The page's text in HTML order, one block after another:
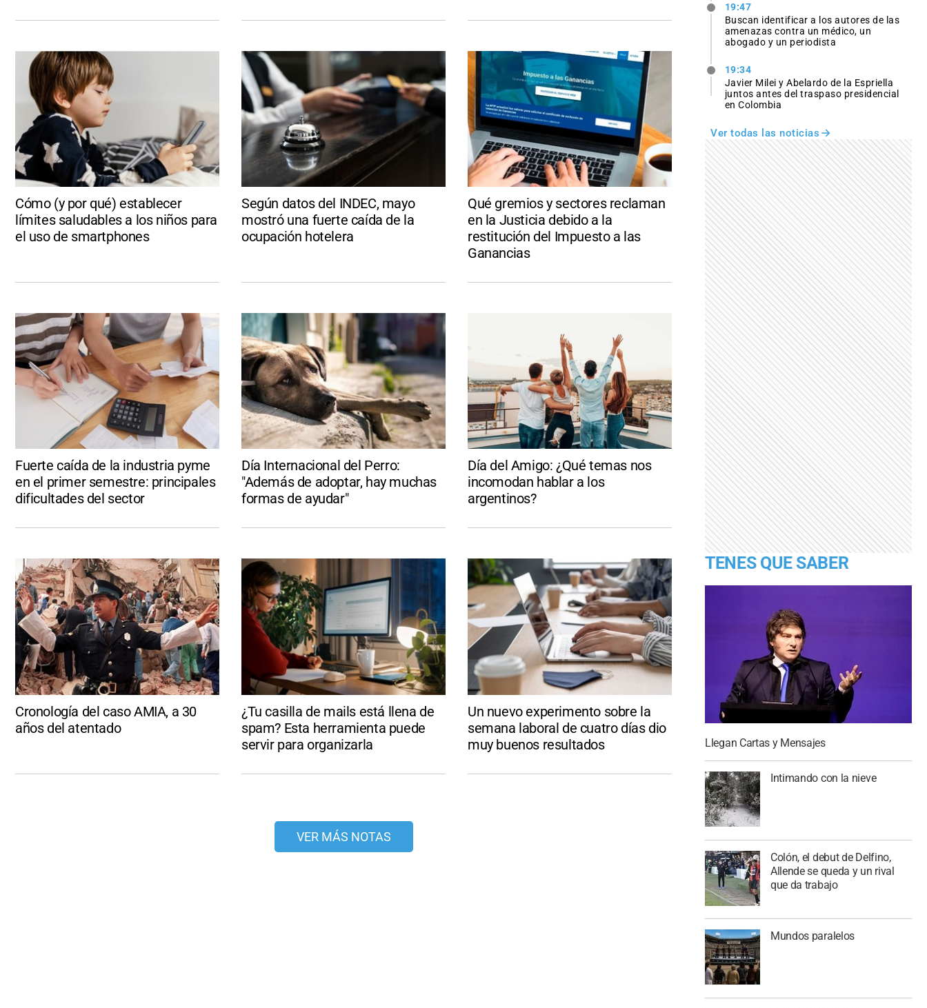
Cómo (y por qué) establecer
límites saludables a los niños para
el uso de smartphones
Según datos del INDEC, mayo
mostró una fuerte caída de la
ocupación hotelera
Qué gremios y sectores reclaman
en la Justicia debido a la
restitución del Impuesto a las
Ganancias
Fuerte caída de la industria pyme
en el primer semestre: principales
dificultades del sector
Día Internacional del Perro:
"Además de adoptar, hay muchas
formas de ayudar"
Día del Amigo: ¿Qué temas nos
incomodan hablar a los
argentinos?
Cronología del caso AMIA, a 30
años del atentado
¿Tu casilla de mails está llena de
spam? Esta herramienta puede
servir para organizarla
Un nuevo experimento sobre la
semana laboral de cuatro días dio
muy buenos resultados
VER MÁS NOTAS
19:47
Buscan identificar a los autores de las
amenazas contra un médico, un
abogado y un periodista
19:34
Javier Milei y Abelardo de la Espriella
juntos antes del traspaso presidencial
en Colombia
Ver todas las noticias
TENES QUE SABER
Llegan Cartas y Mensajes
Intimando con la nieve
Colón, el debut de Delfino,
Allende se queda y un rival
que da trabajo
Mundos paralelos